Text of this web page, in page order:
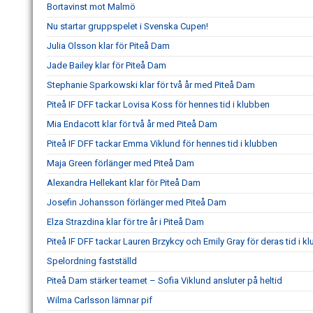
Bortavinst mot Malmö
Nu startar gruppspelet i Svenska Cupen!
Julia Olsson klar för Piteå Dam
Jade Bailey klar för Piteå Dam
Stephanie Sparkowski klar för två år med Piteå Dam
Piteå IF DFF tackar Lovisa Koss för hennes tid i klubben
Mia Endacott klar för två år med Piteå Dam
Piteå IF DFF tackar Emma Viklund för hennes tid i klubben
Maja Green förlänger med Piteå Dam
Alexandra Hellekant klar för Piteå Dam
Josefin Johansson förlänger med Piteå Dam
Elza Strazdina klar för tre år i Piteå Dam
Piteå IF DFF tackar Lauren Brzykcy och Emily Gray för deras tid i
Spelordning fastställd
Piteå Dam stärker teamet – Sofia Viklund ansluter på heltid
Wilma Carlsson lämnar pif